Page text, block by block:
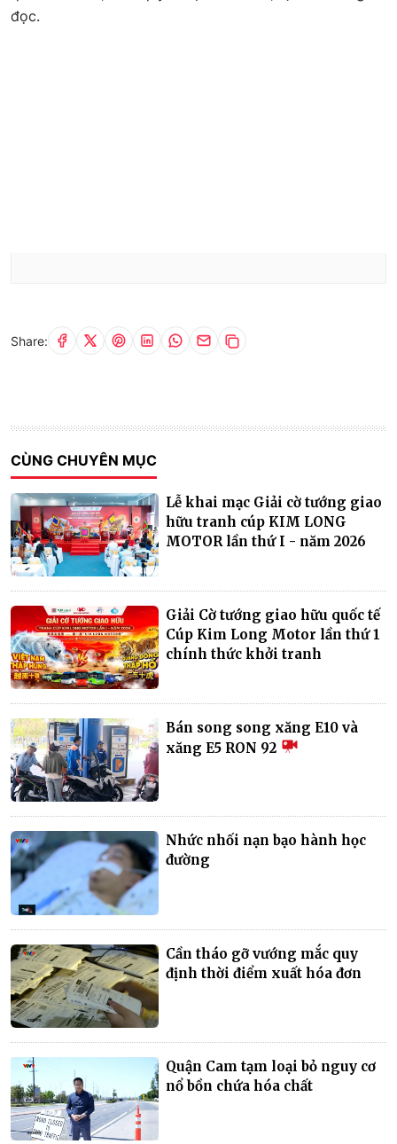
đọc.
Share:
CÙNG CHUYÊN MỤC
Lễ khai mạc Giải cờ tướng giao
hữu tranh cúp KIM LONG
MOTOR lần thứ I - năm 2026
Giải Cờ tướng giao hữu quốc tế
Cúp Kim Long Motor lần thứ 1
chính thức khởi tranh
Bán song song xăng E10 và
xăng E5 RON 92
Nhức nhối nạn bạo hành học
đường
Cần tháo gỡ vướng mắc quy
định thời điểm xuất hóa đơn
Quận Cam tạm loại bỏ nguy cơ
nổ bồn chứa hóa chất